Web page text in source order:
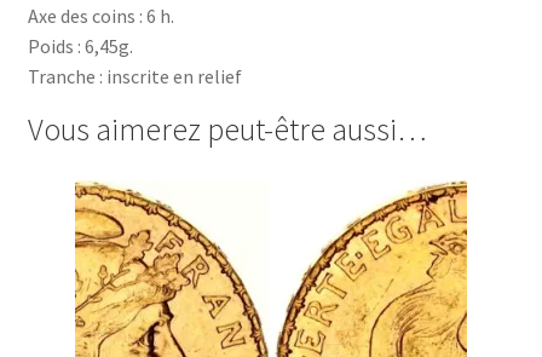
Axe des coins : 6 h.
Poids : 6,45g.
Tranche : inscrite en relief
Vous aimerez peut-être aussi…